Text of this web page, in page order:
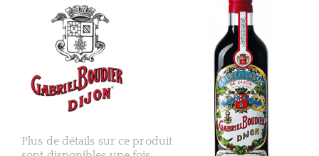
Plus de détails sur ce produit